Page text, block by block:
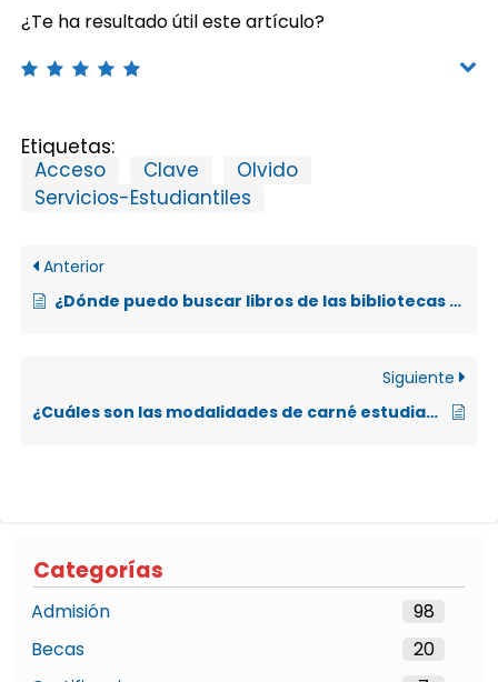
Categorías
Admisión
98
Becas
20
¿Te ha resultado útil este artículo?
Etiquetas:
Acceso
Clave
Olvido
Servicios-Estudiantiles
Anterior
¿Dónde puedo buscar libros de las bibliotecas de la UNA?
Siguiente
¿Cuáles son las modalidades de carné estudiantil y su respectivo trámite?